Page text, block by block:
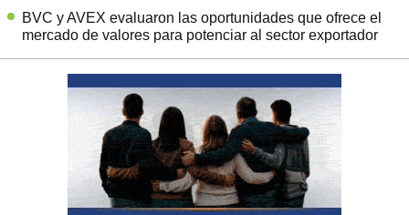
BVC y AVEX evaluaron las oportunidades que ofrece el
mercado de valores para potenciar al sector exportador